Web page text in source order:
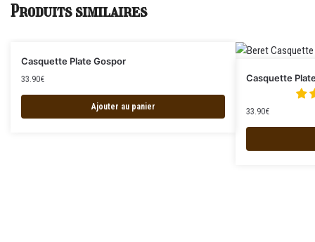
Produits similaires
Casquette Plate Gospor
33.90€
Ajouter au panier
Casquette
33.90€